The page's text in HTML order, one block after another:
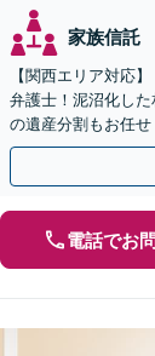
家族信託
【関西エリア対応
弁護士！泥沼化し
の遺産分割もお任
侵害額請求に詳し
電話でお